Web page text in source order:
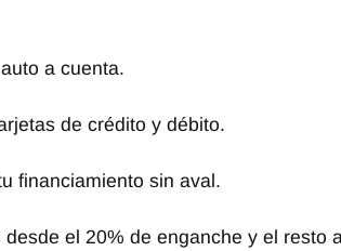
a cuenta.
de crédito y débito.
financiamiento sin aval.
desde el 20% de enganche y el resto